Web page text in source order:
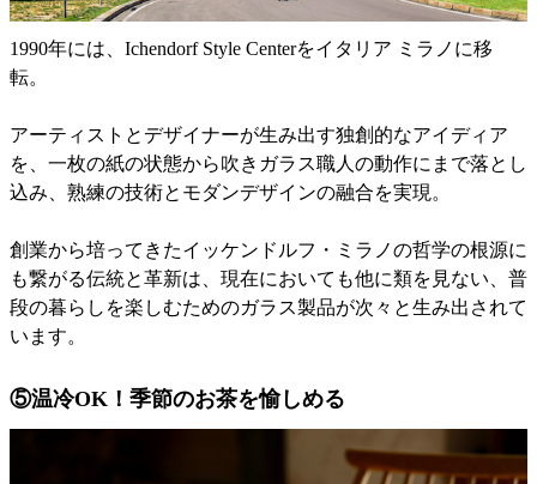
1990年には、Ichendorf Style Centerをイタリア ミラノに移
転。
アーティストとデザイナーが生み出す独創的なアイディア
を、一枚の紙の状態から吹きガラス職人の動作にまで落とし
込み、熟練の技術とモダンデザインの融合を実現。
創業から培ってきたイッケンドルフ・ミラノの哲学の根源に
も繋がる伝統と革新は、現在においても他に類を見ない、普
段の暮らしを楽しむためのガラス製品が次々と生み出されて
います。
⑤温冷OK！季節のお茶を愉しめる